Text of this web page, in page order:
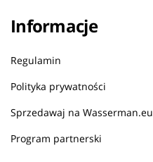
Informacje
Regulamin
Polityka prywatności
Sprzedawaj na Wasserman.eu
Program partnerski